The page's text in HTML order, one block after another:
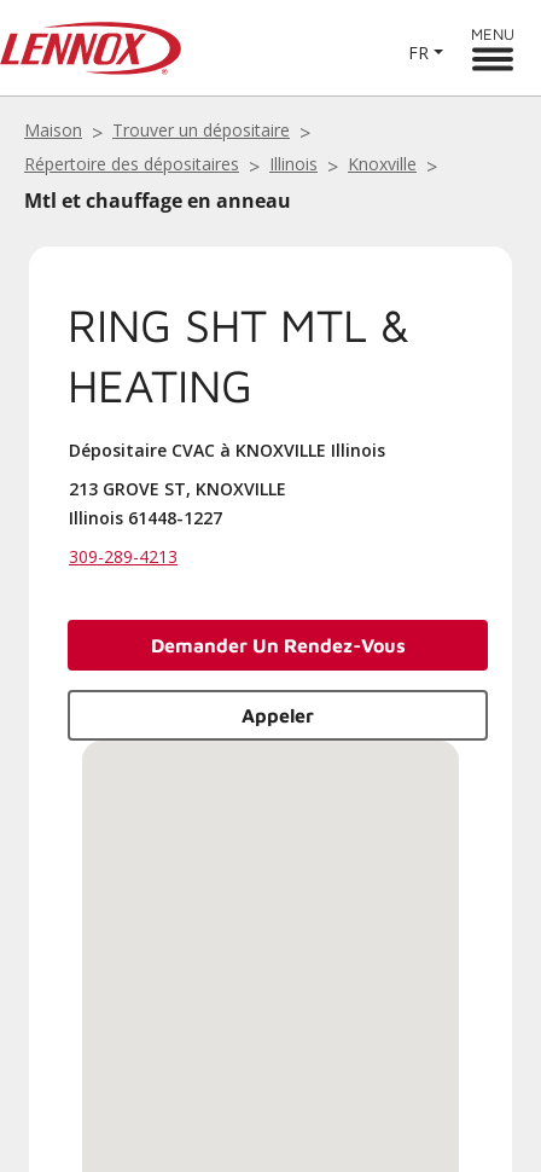
FR
MENU
Maison
Trouver un dépositaire
Répertoire des dépositaires
Illinois Knoxville
Mtl et chauffage en anneau
RING SHT MTL &
HEATING
Dépositaire CVAC à KNOXVILLE Illinois
213 GROVE ST, KNOXVILLE
Illinois 61448-1227
309-289-4213
Demander Un Rendez-Vous
Appeler